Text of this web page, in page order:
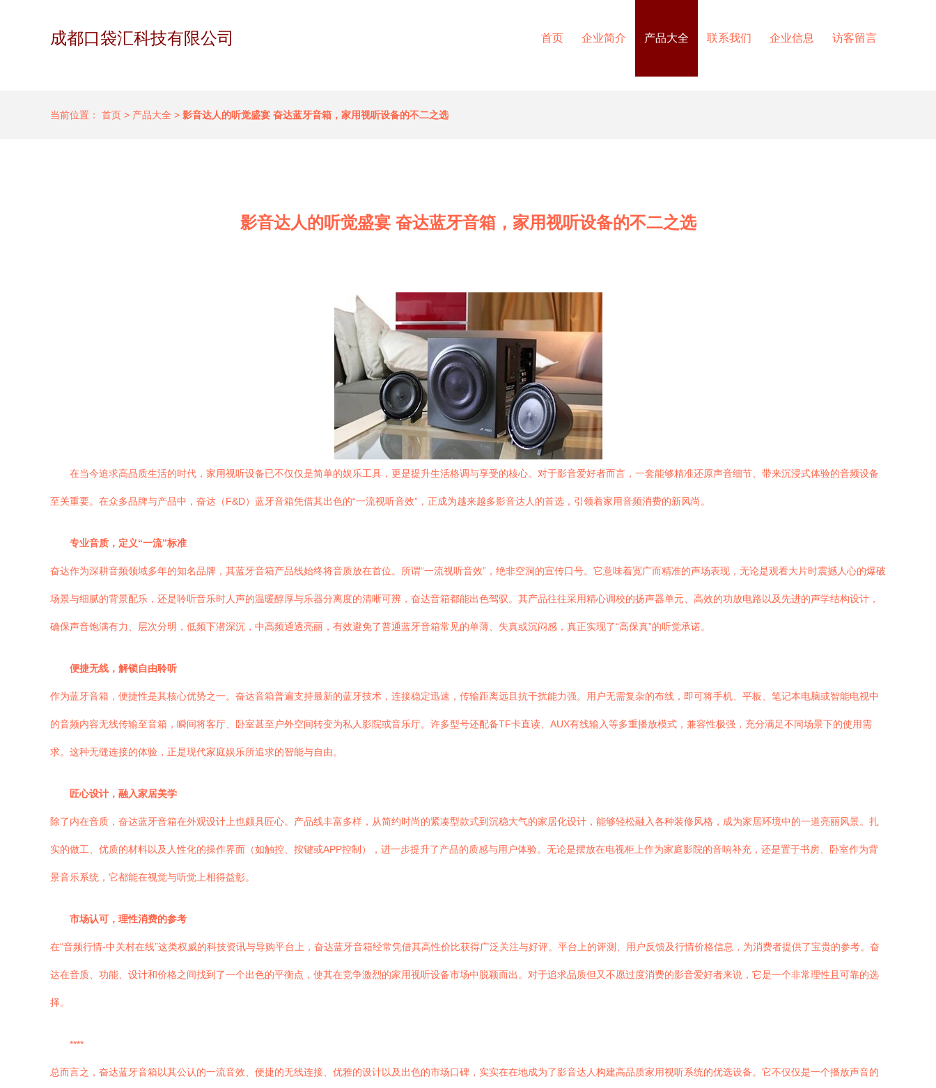
成都口袋汇科技有限公司 首页 企业简介 产品大全 联系我们 企业信息 访客留言
当前位置： 首页 > 产品大全 > 影音达人的听觉盛宴 奋达蓝牙音箱，家用视听设备的不二之选
影音达人的听觉盛宴 奋达蓝牙音箱，家用视听设备的不二之选
在当今追求高品质生活的时代，家用视听设备已不仅仅是简单的娱乐工具，更是提升生活格调与享受的核心。对于影音爱好者而言，一套能够精准还原声音细节、带来沉浸式体验的音频设备
至关重要。在众多品牌与产品中，奋达（F&D）蓝牙音箱凭借其出色的“一流视听音效”，正成为越来越多影音达人的首选，引领着家用音频消费的新风尚。
专业音质，定义“一流”标准
奋达作为深耕音频领域多年的知名品牌，其蓝牙音箱产品线始终将音质放在首位。所谓“一流视听音效”，绝非空洞的宣传口号。它意味着宽广而精准的声场表现，无论是观看大片时震撼人心的爆破
场景与细腻的背景配乐，还是聆听音乐时人声的温暖醇厚与乐器分离度的清晰可辨，奋达音箱都能出色驾驭。其产品往往采用精心调校的扬声器单元、高效的功放电路以及先进的声学结构设计，
确保声音饱满有力、层次分明，低频下潜深沉，中高频通透亮丽，有效避免了普通蓝牙音箱常见的单薄、失真或沉闷感，真正实现了“高保真”的听觉承诺。
便捷无线，解锁自由聆听
作为蓝牙音箱，便捷性是其核心优势之一。奋达音箱普遍支持最新的蓝牙技术，连接稳定迅速，传输距离远且抗干扰能力强。用户无需复杂的布线，即可将手机、平板、笔记本电脑或智能电视中
的音频内容无线传输至音箱，瞬间将客厅、卧室甚至户外空间转变为私人影院或音乐厅。许多型号还配备TF卡直读、AUX有线输入等多重播放模式，兼容性极强，充分满足不同场景下的使用需
求。这种无缝连接的体验，正是现代家庭娱乐所追求的智能与自由。
匠心设计，融入家居美学
除了内在音质，奋达蓝牙音箱在外观设计上也颇具匠心。产品线丰富多样，从简约时尚的紧凑型款式到沉稳大气的家居化设计，能够轻松融入各种装修风格，成为家居环境中的一道亮丽风景。扎
实的做工、优质的材料以及人性化的操作界面（如触控、按键或APP控制），进一步提升了产品的质感与用户体验。无论是摆放在电视柜上作为家庭影院的音响补充，还是置于书房、卧室作为背
景音乐系统，它都能在视觉与听觉上相得益彰。
市场认可，理性消费的参考
在“音频行情-中关村在线”这类权威的科技资讯与导购平台上，奋达蓝牙音箱经常凭借其高性价比获得广泛关注与好评。平台上的评测、用户反馈及行情价格信息，为消费者提供了宝贵的参考。奋
达在音质、功能、设计和价格之间找到了一个出色的平衡点，使其在竞争激烈的家用视听设备市场中脱颖而出。对于追求品质但又不愿过度消费的影音爱好者来说，它是一个非常理性且可靠的选
择。
****
总而言之，奋达蓝牙音箱以其公认的一流音效、便捷的无线连接、优雅的设计以及出色的市场口碑，实实在在地成为了影音达人构建高品质家用视听系统的优选设备。它不仅仅是一个播放声音的